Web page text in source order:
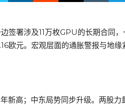
签署涉及11万枚GPU的长期合
欧元。宏观层面的通胀警报与地
新高；中东局势同步升级。两股